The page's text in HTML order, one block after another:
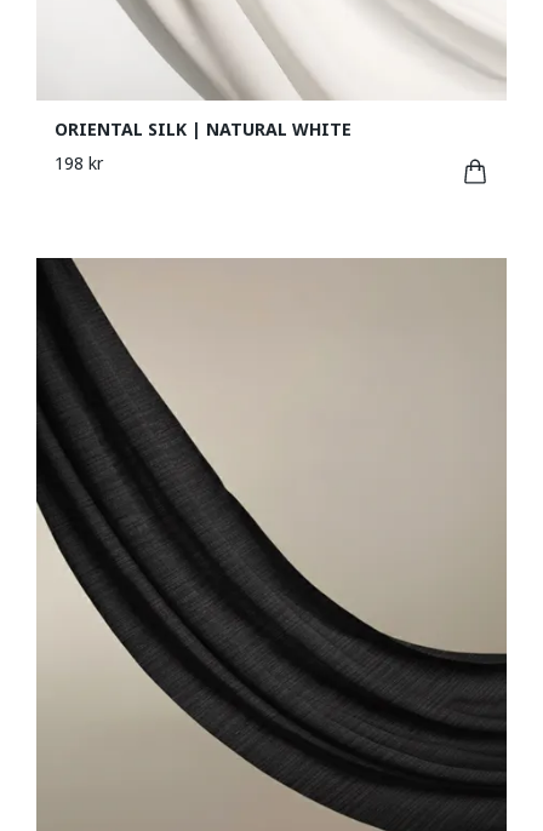
ORIENTAL SILK | NATURAL WHITE
198 kr